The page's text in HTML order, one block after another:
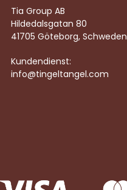
Tia Group AB
Hildedalsgatan 80
41705 Göteborg, Schweden
Kundendienst:
info@tingeltangel.com